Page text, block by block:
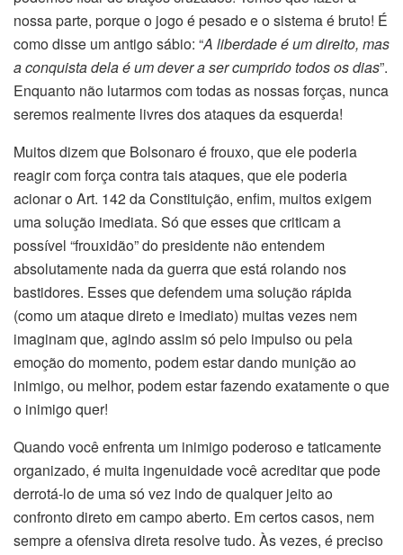
nossa parte, porque o jogo é pesado e o sistema é bruto! É
como disse um antigo sábio: “A liberdade é um direito, mas
a conquista dela é um dever a ser cumprido todos os dias”.
Enquanto não lutarmos com todas as nossas forças, nunca
seremos realmente livres dos ataques da esquerda!
Muitos dizem que Bolsonaro é frouxo, que ele poderia
reagir com força contra tais ataques, que ele poderia
acionar o Art. 142 da Constituição, enfim, muitos exigem
uma solução imediata. Só que esses que criticam a
possível “frouxidão” do presidente não entendem
absolutamente nada da guerra que está rolando nos
bastidores. Esses que defendem uma solução rápida
(como um ataque direto e imediato) muitas vezes nem
imaginam que, agindo assim só pelo impulso ou pela
emoção do momento, podem estar dando munição ao
inimigo, ou melhor, podem estar fazendo exatamente o que
o inimigo quer!
Quando você enfrenta um inimigo poderoso e taticamente
organizado, é muita ingenuidade você acreditar que pode
derrotá-lo de uma só vez indo de qualquer jeito ao
confronto direto em campo aberto. Em certos casos, nem
sempre a ofensiva direta resolve tudo. Às vezes, é preciso